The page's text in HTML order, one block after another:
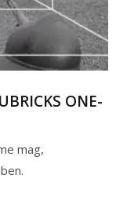
ONE-
mag,